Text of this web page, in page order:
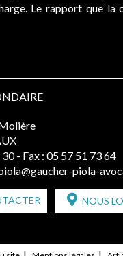
Le rapport que la
30 - Fax : 05 57 51 73 64
piola-
NOUS